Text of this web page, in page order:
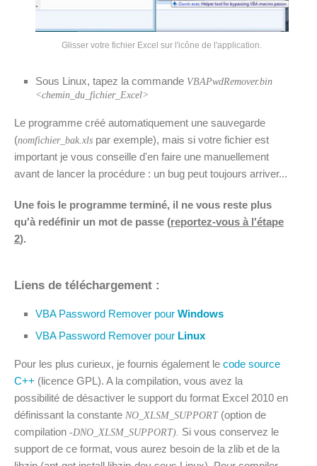
Glisser votre fichier Excel sur l'icône de l'application.
Sous Linux, tapez la commande VBAPwdRemover.bin
<chemin_du_fichier_Excel>
Le programme créé automatiquement une sauvegarde
(nomfichier_bak.xls par exemple), mais si votre fichier est
important je vous conseille d'en faire une manuellement
avant de lancer la procédure : un bug peut toujours arriver...
Une fois le programme terminé, il ne vous reste plus
qu'à redéfinir un mot de passe (reportez-vous à l'étape
2).
Liens de téléchargement :
VBA Password Remover pour Windows
VBA Password Remover pour Linux
Pour les plus curieux, je fournis également le code source
C++ (licence GPL). A la compilation, vous avez la
possibilité de désactiver le support du format Excel 2010 en
définissant la constante NO_XLSM_SUPPORT(option de
compilation -DNO_XLSM_SUPPORT). Si vous conservez le
support de ce format, vous aurez besoin de la zlib et de la